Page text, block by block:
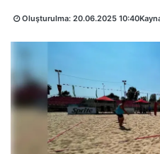
Oluşturulma: 20.06.2025 10:40